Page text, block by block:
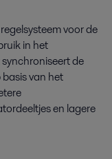
voor de
in het
de
van het
en lagere